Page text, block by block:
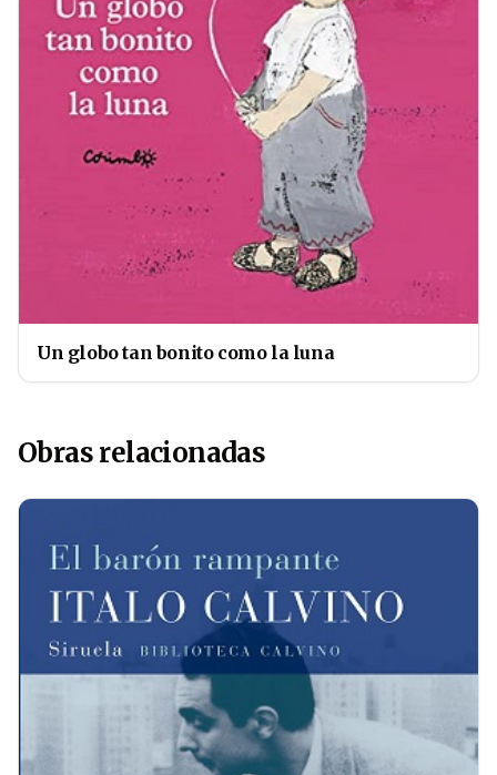
Un globo tan bonito como la luna
Obras relacionadas